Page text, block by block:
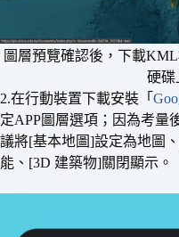
圖層預覽確認後，下載
硬碟
2.在行動裝置下載安裝「
定APP圖層選項；因為考量
議將[基本地圖]設定為地圖
能、[3D 建築物]關閉顯示。